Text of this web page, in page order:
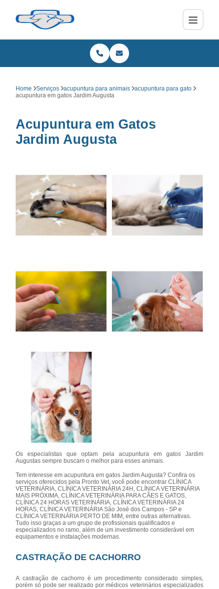
Home Serviços acupuntura para animais
acupuntura para gato
acupuntura em gatos Jardim Augusta
Acupuntura em Gatos
Jardim Augusta
Os especialistas que optam pela acupuntura em gatos Jardim
Augustas sempre buscam o melhor para esses animais.
Tem interesse em acupuntura em gatos Jardim Augusta? Confira os
serviços oferecidos pela Pronto Vet, você pode encontrar CLÍNICA
VETERINÁRIA, CLÍNICA VETERINÁRIA 24H, CLÍNICA VETERINÁRIA
MAIS PRÓXIMA, CLÍNICA VETERINÁRIA PARA CÃES E GATOS,
CLÍNICA 24 HORAS VETERINÁRIA, CLÍNICA VETERINÁRIA 24
HORAS, CLÍNICA VETERINÁRIA São José dos Campos - SP e
CLÍNICA VETERINÁRIA PERTO DE MIM, entre outras alternativas.
Tudo isso graças a um grupo de profissionais qualificados e
especializados no ramo, além de um investimento considerável em
equipamentos e instalações modernas.
CASTRAÇÃO DE CACHORRO
A castração de cachorro é um procedimento considerado simples,
porém só pode ser realizado por médicos veterinários especializados